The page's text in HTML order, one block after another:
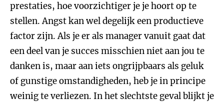
prestaties, hoe voorzichtiger je je hoort op te
stellen. Angst kan wel degelijk een productieve
factor zijn. Als je er als manager vanuit gaat dat
een deel van je succes misschien niet aan jou te
danken is, maar aan iets ongrijpbaars als geluk
of gunstige omstandigheden, heb je in principe
weinig te verliezen. In het slechtste geval blijkt je